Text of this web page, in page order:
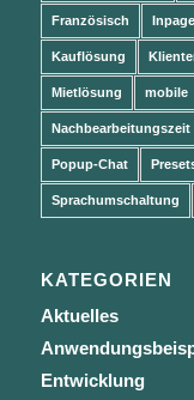
Französisch Inpage
Kauflösung
Mietlösung mobile
Nachbearbeitungszeit
Popup-Chat
Sprachumschaltung
KATEGORIEN
Aktuelles
Entwicklung